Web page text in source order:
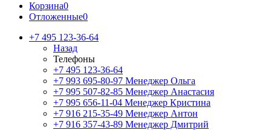
Корзина0
Отложенные0
+7 495 123-36-64
Назад
Телефоны
+7 495 123-36-64
+7 993 695-80-97 Менеджер Ольга
+7 995 507-82-85 Менеджер Анастасия
+7 995 656-11-04 Менеджер Кристина
+7 916 215-35-49 Менеджер Антон
+7 916 357-43-89 Менеджер Дмитрий